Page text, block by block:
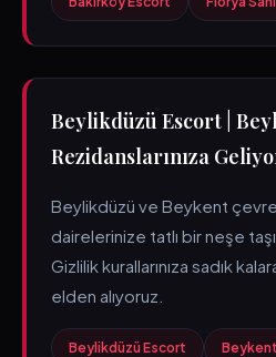
Beylikdüzü Escort |
Rezidanslarınıza
Beylikdüzü ve Beykent
dairelerinize tatlı bir neşe
Gizlilik kurallarınıza sadık
elden alıyoruz.
Beylikdüzü Escort